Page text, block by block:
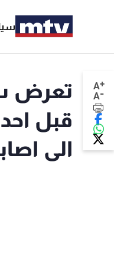
A+
A-
تعرض
قبل
الى